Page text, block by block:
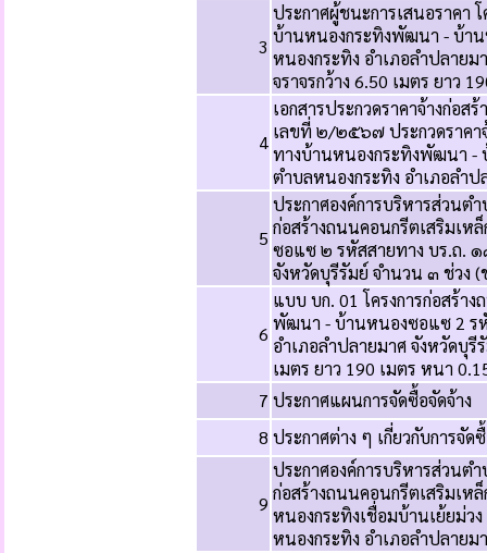
3
ประกาศผู้ชนะการเสนอราคา
บ้านหนองกระทิงพัฒนา - บ้า
หนองกระทิง อำเภอลำปลายม
จราจรกว้าง 6.50 เมตร ยาว
4
เอกสารประกวดราคาจ้างก่อส
เลขที่ ๒/๒๕๖๗ ประกวดราคา
ทางบ้านหนองกระทิงพัฒนา -
ตำบลหนองกระทิง อำเภอลำ
5
ประกาศองค์การบริหารส่วนตำ
ก่อสร้างถนนคอนกรีตเสริมเ
ซอแซ ๒ รหัสสายทาง บร.ถ.
จังหวัดบุรีรัมย์ จำนวน ๓ ช่วง
6
แบบ บก. 01 โครงการก่อสร้า
พัฒนา - บ้านหนองซอแซ 2 ร
อำเภอลำปลายมาศ จังหวัดบุรี
เมตร ยาว 190 เมตร หนา
7 ประกาศแผนการจัดซื้อจัดจ้าง
8 ประกาศต่าง ๆ เกี่ยวกับการจั
9
ประกาศองค์การบริหารส่วนตำ
ก่อสร้างถนนคอนกรีตเสริมเห
หนองกระทิงเชื่อมบ้านเย้ยม่
หนองกระทิง อำเภอลำปลายม